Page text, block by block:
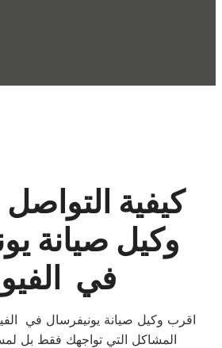
كيفية
وكيل صيانة
في
اقرب وكيل صيانة يونيفرسال في
المشاكل التي تواجهك فقط بل